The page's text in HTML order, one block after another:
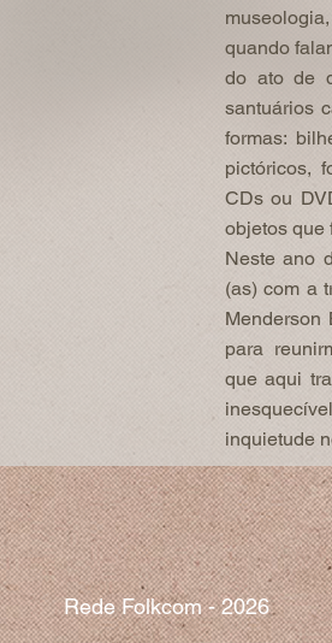
quando
do ato de
santuários
formas:
pictóricos,
CDs ou
objetos que
Neste ano
(as) com a
Menderson
para
que aqui
inquietude
Rede Folkcom - 2026